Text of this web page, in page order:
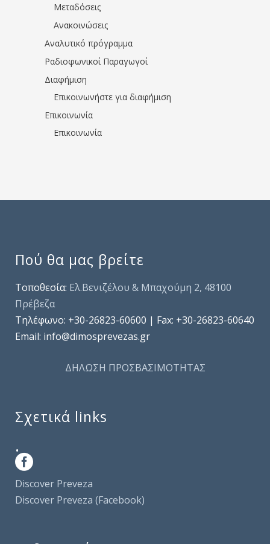
Μεταδόσεις
Ανακοινώσεις
Αναλυτικό πρόγραμμα
Ραδιοφωνικοί Παραγωγοί
Διαφήμιση
Επικοινωνήστε για διαφήμιση
Επικοινωνία
Επικοινωνία
Πού θα μας βρείτε
Τοποθεσία: Ελ.Βενιζέλου & Μπαχούμη 2, 48100
Πρέβεζα
Τηλέφωνo: +30-26823-60600 | Fax: +30-26823-60640
Email: info@dimosprevezas.gr
ΔΗΛΩΣΗ ΠΡΟΣΒΑΣΙΜΟΤΗΤΑΣ
Σχετικά links
.
Discover Preveza
Discover Preveza (Facebook)